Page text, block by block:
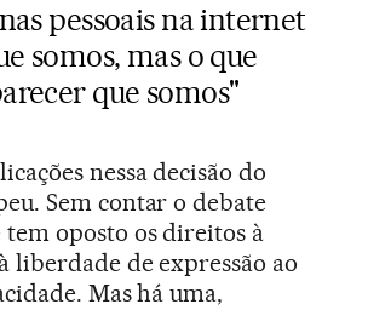
pessoais na internet
somos, mas o que
que somos"
nessa decisão do
Sem contar o debate
oposto os direitos à
liberdade de expressão ao
Mas há uma,